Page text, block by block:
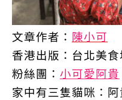
文章作者： 陳小可
香港出版： 台北美
粉絲團： 小可愛阿貴
家中有三隻貓咪：